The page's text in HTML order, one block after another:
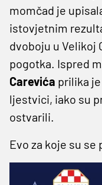
momčad je
istovjetnim
dvoboju u Velikoj
pogotka. Ispred
Carevića prilika
ljestvici, iako su
ostvarili.
Evo za koje su